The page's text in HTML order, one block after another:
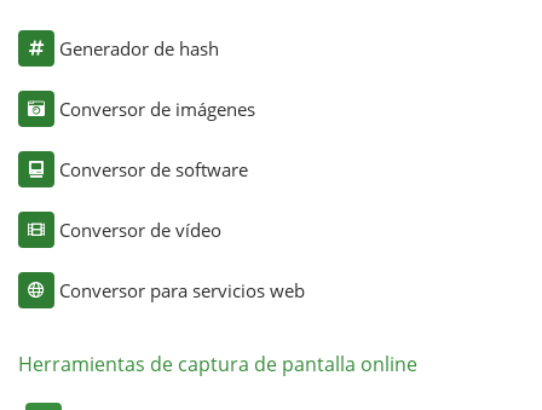
Generador de hash
Conversor de imágenes
Conversor de software
Conversor de vídeo
Conversor para servicios web
Herramientas de captura de pantalla online